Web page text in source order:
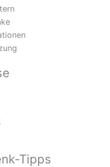
Tipps